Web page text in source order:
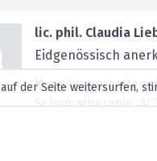
lic. phil. Claudia
Eidgenössisch
Kognitiv-
Schematherapie,
der Seite weitersurfen,